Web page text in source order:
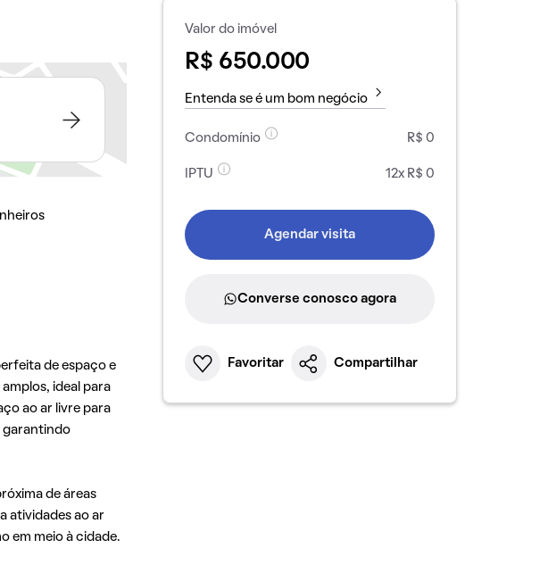
de espaço e
ideal para
ao ar livre para
garantindo
de áreas
atividades ao ar
em meio à cidade.
Valor do imóvel
R$ 650.000
Entenda se é um bom negócio
Condomínio R$ 0
IPTU 12x R$ 0
Agendar visita
Converse conosco agora
Favoritar Compartilhar